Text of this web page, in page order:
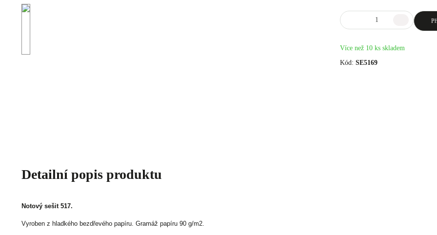
Detailní popis produktu
Notový sešit 517.
Vyroben z hladkého bezdřevého papíru. Gramáž papíru 90 g/m2.
Více než 10 ks skladem
Kód: SE5169